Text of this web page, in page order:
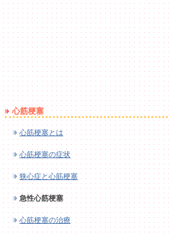
心筋梗塞
心筋梗塞とは
心筋梗塞の症状
狭心症と心筋梗塞
急性心筋梗塞
心筋梗塞の治療